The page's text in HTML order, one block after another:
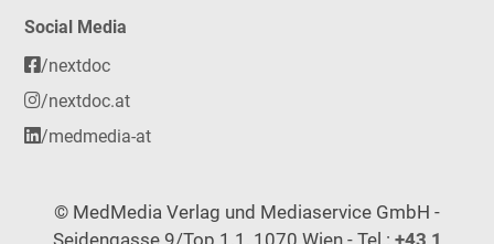
Social Media
/nextdoc
/nextdoc.at
/medmedia-at
© MedMedia Verlag und Mediaservice GmbH -
Seidengasse 9/Top 1.1, 1070 Wien - Tel.: +43 1